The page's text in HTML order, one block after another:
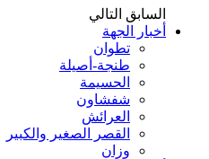
السابق التالي
أخبار الجهة
تطوان
طنجة-أصيلة
الحسيمة
شفشاون
العرائش
القصر الصغير والكبير
وزان